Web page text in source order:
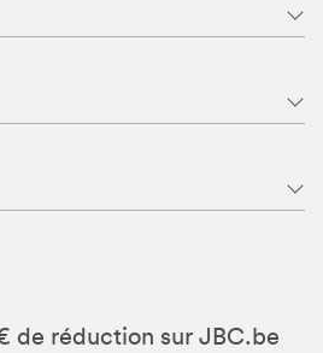
de réduction sur JBC.be